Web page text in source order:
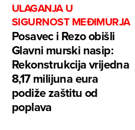
ULAGANJA U
SIGURNOST MEĐIMURJA
Posavec i Rezo obišli
Glavni murski nasip:
Rekonstrukcija vrijedna
8,17 milijuna eura
podiže zaštitu od
poplava